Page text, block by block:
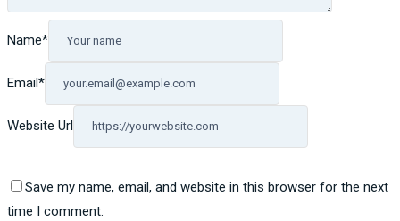
Name*
Email*
Website Url
Save my name, email, and website in this browser for the next
time I comment.